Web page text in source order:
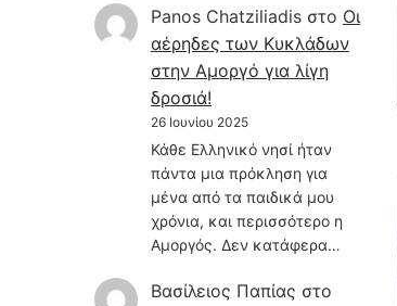
Panos Chatziliadis στο Οι
αέρηδες των Κυκλάδων
στην Αμοργό για λίγη
δροσιά!
26 Ιουνίου 2025
Κάθε Ελληνικό νησί ήταν
πάντα μια πρόκληση για
μένα από τα παιδικά μου
χρόνια, και περισσότερο η
Αμοργός. Δεν κατάφερα…
Βασίλειος Παπίας στο